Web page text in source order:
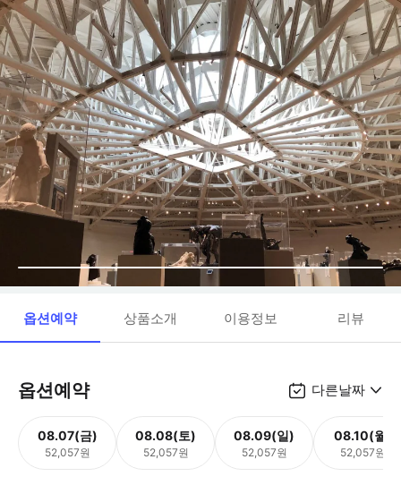
옵션예약 상품소개 이용정보 리뷰
옵션예약 다른날짜
08.07(금)
52,057원
08.08(토)
52,057원
08.09(일)
52,057원
08.10(월)
52,057원